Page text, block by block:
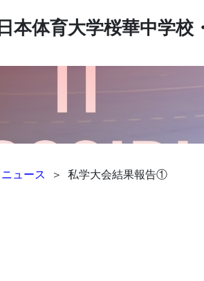
日本体育大学桜華中学校
ニュース ＞ 私学大会結果報告①